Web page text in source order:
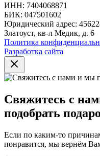
ИНН: 7404068871
БИК: 047501602
Юридический адрес:
Златоуст, кв-л Медик, д. 6
Политика
Разработка сайта
Свяжитесь с
подобрать
Если по каким-то
понравится, мы вернём